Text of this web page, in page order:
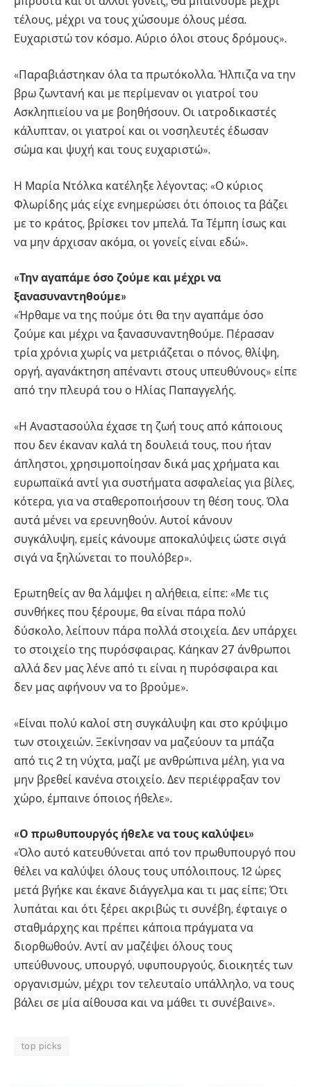
τέλους, μέχρι να τους χώσουμε όλους μέσα.
Ευχαριστώ τον κόσμο. Αύριο όλοι στους δρόμους».
«Παραβιάστηκαν όλα τα πρωτόκολλα. Ήλπιζα να την
βρω ζωντανή και με περίμεναν οι γιατροί του
Ασκληπιείου να με βοηθήσουν. Οι ιατροδικαστές
κάλυπταν, οι γιατροί και οι νοσηλευτές έδωσαν
σώμα και ψυχή και τους ευχαριστώ».
Η Μαρία Ντόλκα κατέληξε λέγοντας: «Ο κύριος
Φλωρίδης μάς είχε ενημερώσει ότι όποιος τα βάζει
με το κράτος, βρίσκει τον μπελά. Τα Τέμπη ίσως και
να μην άρχισαν ακόμα, οι γονείς είναι εδώ».
«Την αγαπάμε όσο ζούμε και μέχρι να
ξανασυναντηθούμε»
«Ήρθαμε να της πούμε ότι θα την αγαπάμε όσο
ζούμε και μέχρι να ξανασυναντηθούμε. Πέρασαν
τρία χρόνια χωρίς να μετριάζεται ο πόνος, θλίψη,
οργή, αγανάκτηση απέναντι στους υπευθύνους» είπε
από την πλευρά του ο Ηλίας Παπαγγελής.
«Η Αναστασούλα έχασε τη ζωή τους από κάποιους
που δεν έκαναν καλά τη δουλειά τους, που ήταν
άπληστοι, χρησιμοποίησαν δικά μας χρήματα και
ευρωπαϊκά αντί για συστήματα ασφαλείας για βίλες,
κότερα, για να σταθεροποιήσουν τη θέση τους. Όλα
αυτά μένει να ερευνηθούν. Αυτοί κάνουν
συγκάλυψη, εμείς κάνουμε αποκαλύψεις ώστε σιγά
σιγά να ξηλώνεται το πουλόβερ».
Ερωτηθείς αν θα λάμψει η αλήθεια, είπε: «Με τις
συνθήκες που ξέρουμε, θα είναι πάρα πολύ
δύσκολο, λείπουν πάρα πολλά στοιχεία. Δεν υπάρχει
το στοιχείο της πυρόσφαιρας. Κάηκαν 27 άνθρωποι
αλλά δεν μας λένε από τι είναι η πυρόσφαιρα και
δεν μας αφήνουν να το βρούμε».
«Είναι πολύ καλοί στη συγκάλυψη και στο κρύψιμο
των στοιχειών. Ξεκίνησαν να μαζεύουν τα μπάζα
από τις 2 τη νύχτα, μαζί με ανθρώπινα μέλη, για να
μην βρεθεί κανένα στοιχείο. Δεν περιέφραξαν τον
χώρο, έμπαινε όποιος ήθελε».
«Ο πρωθυπουργός ήθελε να τους καλύψει»
«Όλο αυτό κατευθύνεται από τον πρωθυπουργό που
θέλει να καλύψει όλους τους υπόλοιπους. 12 ώρες
μετά βγήκε και έκανε διάγγελμα και τι μας είπε; Ότι
λυπάται και ότι ξέρει ακριβώς τι συνέβη, έφταιγε ο
σταθμάρχης και πρέπει κάποια πράγματα να
διορθωθούν. Αντί αν μαζέψει όλους τους
υπεύθυνους, υπουργό, υφυπουργούς, διοικητές των
οργανισμών, μέχρι τον τελευταίο υπάλληλο, να τους
βάλει σε μία αίθουσα και να μάθει τι συνέβαινε».
top picks